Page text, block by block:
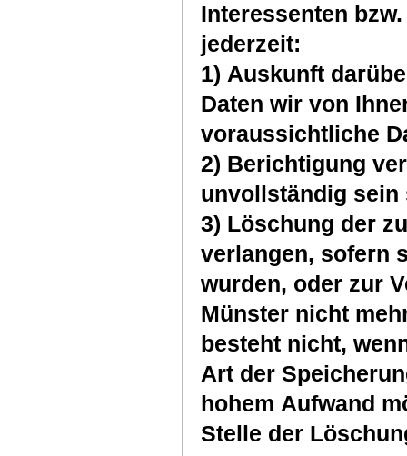
Interessenten
jederzeit:
1) Auskunft
Daten wir von
voraussichtliche
2) Berichtigung
unvollständig
3) Löschung der
verlangen, sofern
wurden, oder zur
Münster nicht
besteht nicht,
Art der
hohem Aufwand
Stelle der